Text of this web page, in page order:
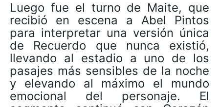
Luego fue el turno de Maite, que
recibió en escena a Abel Pintos
para interpretar una versión única
de Recuerdo que nunca existió,
llevando al estadio a uno de los
pasajes más sensibles de la noche
y elevando al máximo el mundo
emocional del personaje. El